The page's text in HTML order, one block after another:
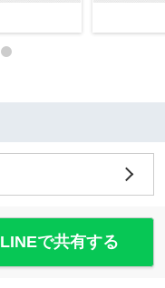
LINEで共有する